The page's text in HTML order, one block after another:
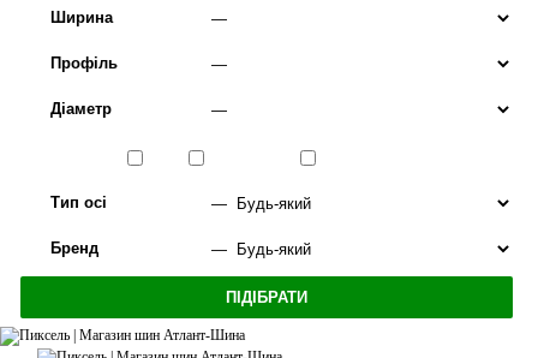
Ширина
Профіль
Діаметр
Тип осі
Бренд